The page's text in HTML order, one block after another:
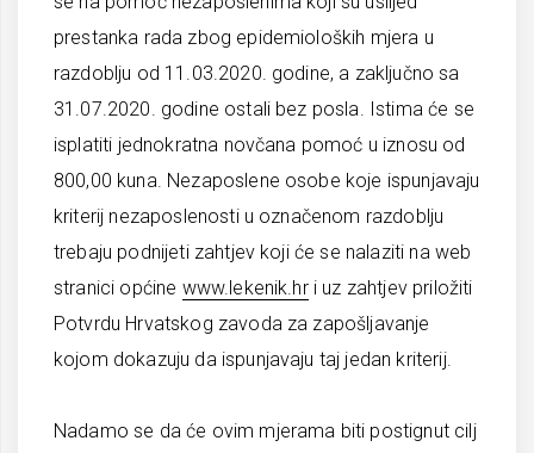
prestanka rada zbog epidemioloških mjera u
razdoblju od 11.03.2020. godine, a zaključno sa
31.07.2020. godine ostali bez posla. Istima će se
isplatiti jednokratna novčana pomoć u iznosu od
800,00 kuna. Nezaposlene osobe koje ispunjavaju
kriterij nezaposlenosti u označenom razdoblju
trebaju podnijeti zahtjev koji će se nalaziti na web
stranici općine www.lekenik.hri uz zahtjev priložiti
Potvrdu Hrvatskog zavoda za zapošljavanje
kojom dokazuju da ispunjavaju taj jedan kriterij.
Nadamo se da će ovim mjerama biti postignut cilj